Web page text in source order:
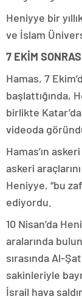
Heniyye bir
ve İslam
7 EKİM
Hamas, 7
başlattığında,
birlikte
videoda
Hamas’ın
askeri
Heniyye, “bu
ediyordu.
10 Nisan’da
aralarında
sırasında Al-
sakinleriyle
İsrail hava